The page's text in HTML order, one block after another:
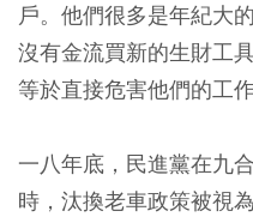
戶。他們很多是年紀大
沒有金流買新的生財工
等於直接危害他們的工
一八年底，民進黨在九
時，汰換老車政策被視